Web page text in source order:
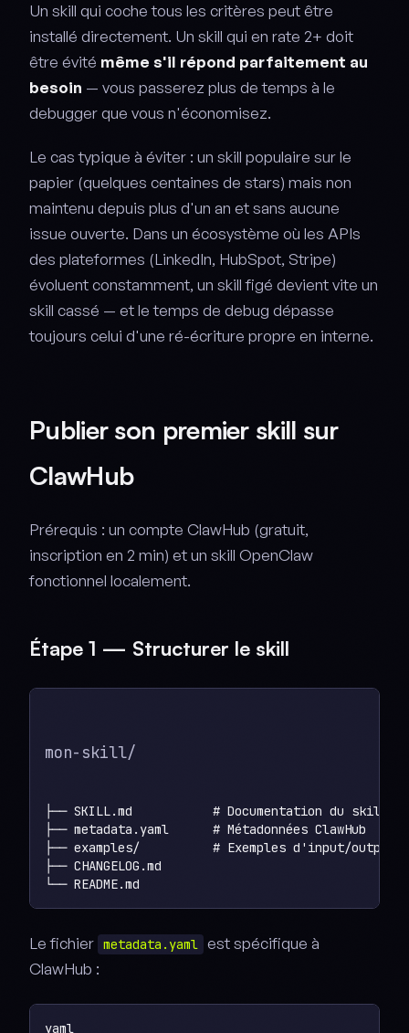
Un skill qui coche tous les critères peut être
installé directement. Un skill qui en rate 2+ doit
être évité même s'il répond parfaitement au
besoin — vous passerez plus de temps à le
debugger que vous n'économisez.
Le cas typique à éviter : un skill populaire sur le
papier (quelques centaines de stars) mais non
maintenu depuis plus d'un an et sans aucune
issue ouverte. Dans un écosystème où les APIs
des plateformes (LinkedIn, HubSpot, Stripe)
évoluent constamment, un skill figé devient vite un
skill cassé — et le temps de debug dépasse
toujours celui d'une ré-écriture propre en interne.
Publier son premier skill sur
ClawHub
Prérequis : un compte ClawHub (gratuit,
inscription en 2 min) et un skill OpenClaw
fonctionnel localement.
Étape 1 — Structurer le skill
mon-skill/
├── SKILL.md           # Documentation du skill
├── metadata.yaml      # Métadonnées ClawHub
├── examples/          # Exemples d'input/output
├── CHANGELOG.md
Le fichier metadata.yaml est spécifique à
ClawHub :